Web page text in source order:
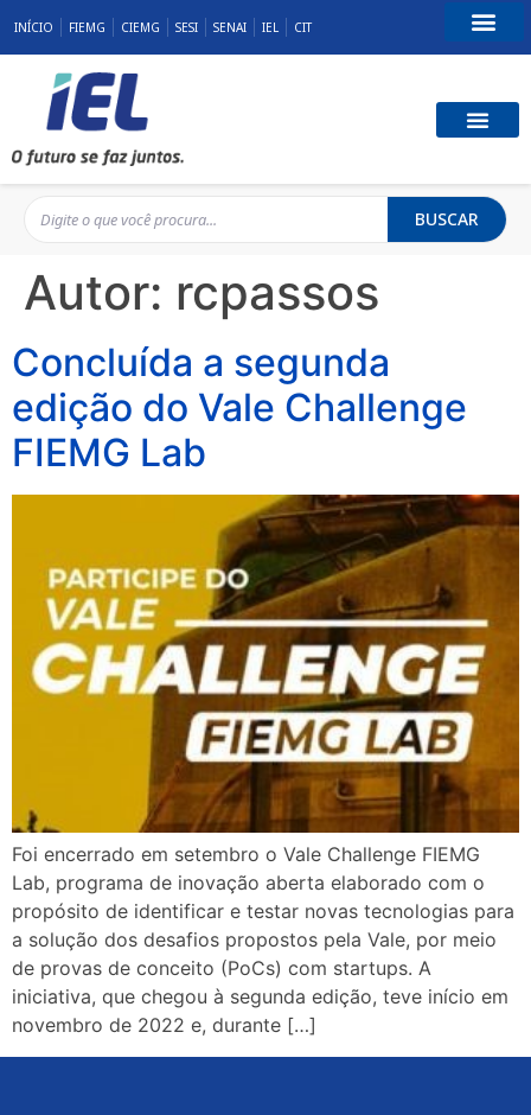
INÍCIO FIEMG CIEMG SESI SENAI IEL CIT
BUSCAR
Autor: rcpassos
Concluída a segunda
edição do Vale Challenge
FIEMG Lab
Foi encerrado em setembro o Vale Challenge FIEMG
Lab, programa de inovação aberta elaborado com o
propósito de identificar e testar novas tecnologias para
a solução dos desafios propostos pela Vale, por meio
de provas de conceito (PoCs) com startups. A
iniciativa, que chegou à segunda edição, teve início em
novembro de 2022 e, durante […]